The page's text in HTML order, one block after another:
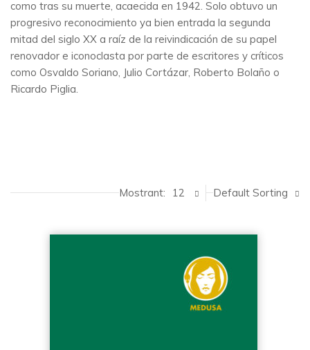
como tras su muerte, acaecida en 1942. Solo obtuvo un
progresivo reconocimiento ya bien entrada la segunda
mitad del siglo XX a raíz de la reivindicación de su papel
renovador e iconoclasta por parte de escritores y críticos
como Osvaldo Soriano, Julio Cortázar, Roberto Bolaño o
Ricardo Piglia.
Default Sorting
Mostrant: 12